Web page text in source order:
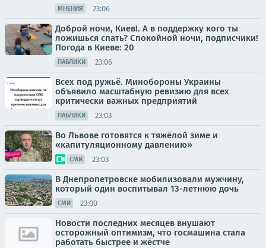
МНЕНИЯ 23:06
Доброй ночи, Киев!. А в поддержку кого ты
ложишься спать? Спокойной ночи, подписчики!
Погода в Киеве: 20
ПАБЛИКИ 23:06
Всех под ружьё. Минобороны Украины
объявило масштабную ревизию для всех
критически важных предприятий
ПАБЛИКИ 23:03
Во Львове готовятся к тяжёлой зиме и
«капитуляционному давлению»
СМИ 23:03
В Днепропетровске мобилизовали мужчину,
который один воспитывал 13-летнюю дочь
СМИ 23:00
Новости последних месяцев внушают
осторожный оптимизм, что госмашина стала
работать быстрее и жёстче